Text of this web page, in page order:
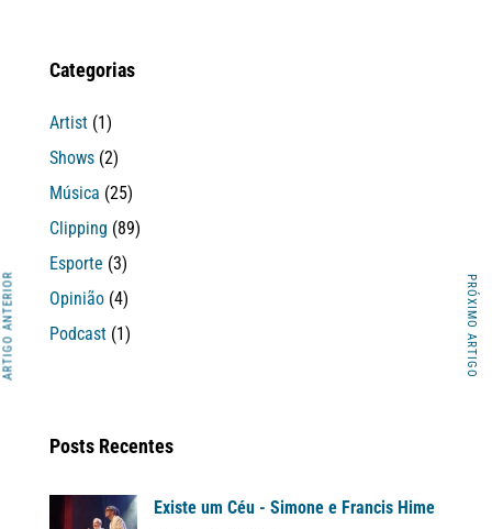
ARTIGO ANTERIOR PRÓXIMO ARTIGO
Categorias
Artist (1)
Shows (2)
Música (25)
Clipping (89)
Esporte (3)
Opinião (4)
Podcast (1)
Posts Recentes
Existe um Céu - Simone e Francis Hime